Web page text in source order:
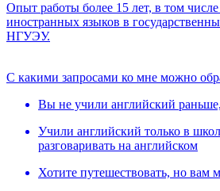
Опыт работы более 15 лет, в том
иностранных языков в
НГУЭУ.
С какими запросами ко мне можно
Вы не учили английский
Учили английский только в
разговаривать на английском
Хотите путешествовать, но вам